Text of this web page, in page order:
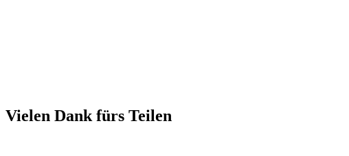
Vielen Dank fürs Teilen